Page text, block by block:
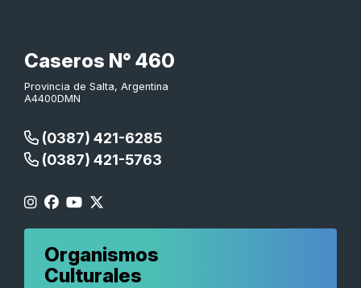
Caseros N° 460
Provincia de Salta, Argentina
A4400DMN
(0387) 421-6285
(0387) 421-5763
Organismos
Culturales